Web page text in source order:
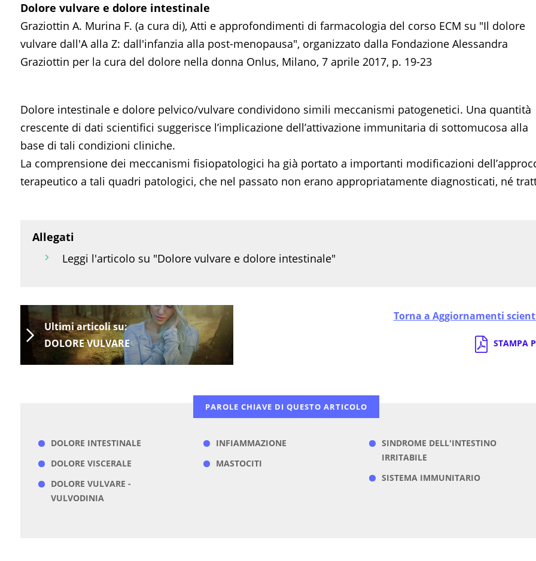
Dolore vulvare e dolore intestinale
Graziottin A. Murina F. (a cura di), Atti e approfondimenti di farmacologia del corso ECM su "Il dolore
vulvare dall'A alla Z: dall'infanzia alla post-menopausa", organizzato dalla Fondazione Alessandra
Graziottin per la cura del dolore nella donna Onlus, Milano, 7 aprile 2017, p. 19-23
Dolore intestinale e dolore pelvico/vulvare condividono simili meccanismi patogenetici. Una quantità
crescente di dati scientifici suggerisce l’implicazione dell’attivazione immunitaria di sottomucosa alla
base di tali condizioni cliniche.
La comprensione dei meccanismi fisiopatologici ha già portato a importanti modificazioni
terapeutico a tali quadri patologici, che nel passato non erano appropriatamente diagnosticati, né
Allegati
Leggi l'articolo su "Dolore vulvare e dolore intestinale"
Ultimi articoli su:
DOLORE VULVARE
Torna a Aggiornamenti
STAMPA
PAROLE CHIAVE DI QUESTO ARTICOLO
DOLORE INTESTINALE
DOLORE VISCERALE
DOLORE VULVARE -
VULVODINIA
INFIAMMAZIONE
MASTOCITI
SINDROME DELL'INTESTINO
IRRITABILE
SISTEMA IMMUNITARIO